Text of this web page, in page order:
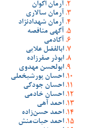
آرمان اکوان
آرمان سالاری
آرمان شهدادنژاد
آگهی مناقصه
آکادمی
ابالفضل علایی
ابوذر صفرزاده
ابولحسن مهدوی
احسان پورشیخعلی
احسان جودکی
احسان خادمی
احمد آهی
احمد حسن‌زاده
احمد حیات‌منش